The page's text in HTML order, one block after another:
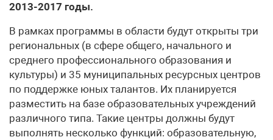
2013-2017 годы.
В рамках программы в области будут открыты три
региональных (в сфере общего, начального и
среднего профессионального образования и
культуры) и 35 муниципальных ресурсных центров
по поддержке юных талантов. Их планируется
разместить на базе образовательных учреждений
различного типа. Такие центры должны будут
выполнять несколько функций: образовательную,